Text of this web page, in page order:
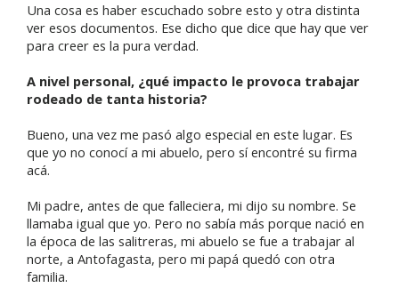
Una cosa es haber escuchado sobre esto y otra distinta
ver esos documentos. Ese dicho que dice que hay que ver
para creer es la pura verdad.
A nivel personal, ¿qué impacto le provoca trabajar
rodeado de tanta historia?
Bueno, una vez me pasó algo especial en este lugar. Es
que yo no conocí a mi abuelo, pero sí encontré su firma
acá.
Mi padre, antes de que falleciera, mi dijo su nombre. Se
llamaba igual que yo. Pero no sabía más porque nació en
la época de las salitreras, mi abuelo se fue a trabajar al
norte, a Antofagasta, pero mi papá quedó con otra
familia.